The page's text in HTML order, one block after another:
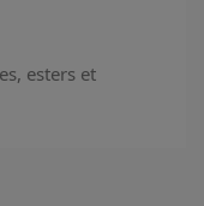
esters et